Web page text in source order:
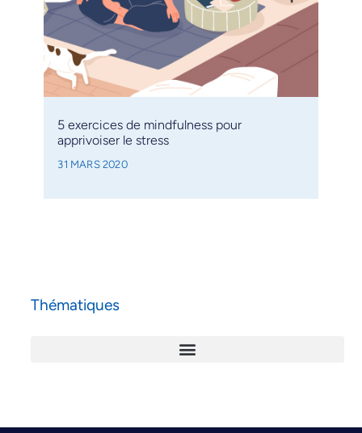
5 exercices de mindfulness pour
apprivoiser le stress
31 MARS 2020
Thématiques